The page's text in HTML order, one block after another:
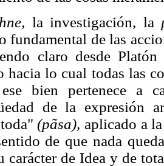
la investigación, la
fundamental de las
claro desde
hacia lo cual todas las
bien pertenece a
de la expresión
(pãsa), aplicado a
de que nada
carácter de Idea y de